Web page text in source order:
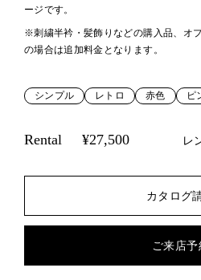
ージです。
※刺繍半衿・髪飾りなどの購入品、オ
の場合は追加料金となります。
シンプル レトロ 赤色 ピ
Rental ¥27,500 レ
カタログ
ご来店予